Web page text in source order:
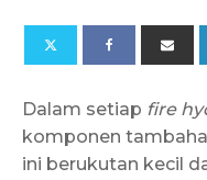
Dalam setiap fire
komponen
ini berukutan kecil